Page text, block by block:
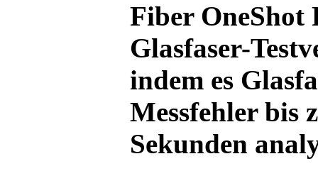
Fiber OneShot
Glasfaser-
indem es
Messfehler bis
Sekunden